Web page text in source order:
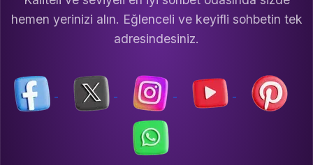
hemen yerinizi alın. Eğlenceli ve keyifli sohbetin tek
adresindesiniz.